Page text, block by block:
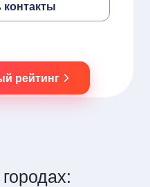
контакты
рейтинг